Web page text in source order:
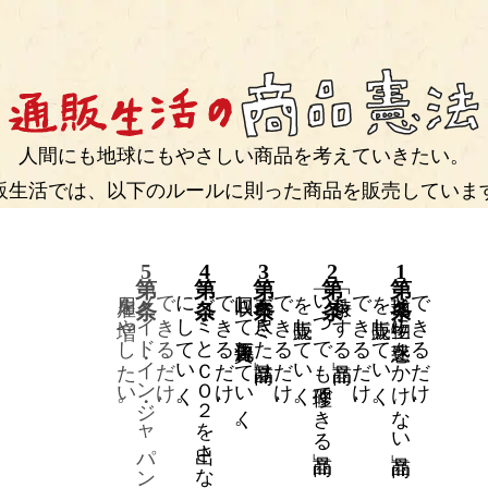
人間にも地球にもやさしい商品を考えていきたい。
生活では、以下のルールに則った商品を販売していま
1
できるだけ、
「地球と生物に迷惑をかけない商品」
を販売していく。
2
できるだけ、
「永持ちする商品」
「いつでも修理できる商品」
を販売していく。
3
できるだけ、
「寿命が尽きた商品」は
回収して再資源化していく。
4
できるだけ、
「ゴミとＣＯ２を出さない会社」
にしていく。
5
できるだけ、
「メイド・イン・ジャパン」の買い物で
雇用を増やしたい。
できるだけ、